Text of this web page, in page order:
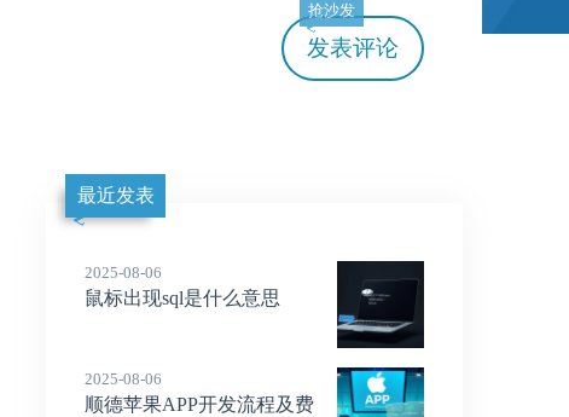
抢沙发
发表评论
最近发表
2025-08-06
鼠标出现sql是什么意思
2025-08-06
顺德苹果APP开发流程及费